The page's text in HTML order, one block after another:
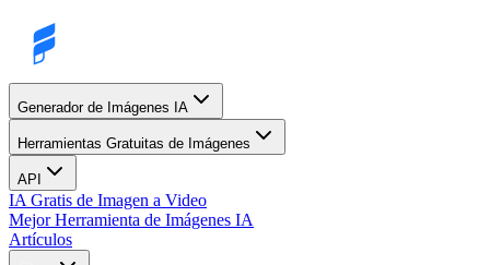
Generador de Imágenes IA
Herramientas Gratuitas de Imágenes
API
IA Gratis de Imagen a Video
Mejor Herramienta de Imágenes IA
Artículos